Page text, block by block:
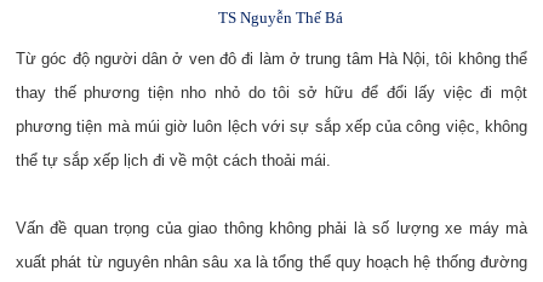
TS Nguyễn Thế Bá
Từ góc độ người dân ở ven đô đi làm ở trung tâm Hà Nội, tôi không thể
thay thế phương tiện nho nhỏ do tôi sở hữu để đổi lấy việc đi một
phương tiện mà múi giờ luôn lệch với sự sắp xếp của công việc, không
thể tự sắp xếp lịch đi về một cách thoải mái.
Vấn đề quan trọng của giao thông không phải là số lượng xe máy mà
xuất phát từ nguyên nhân sâu xa là tổng thể quy hoạch hệ thống đường